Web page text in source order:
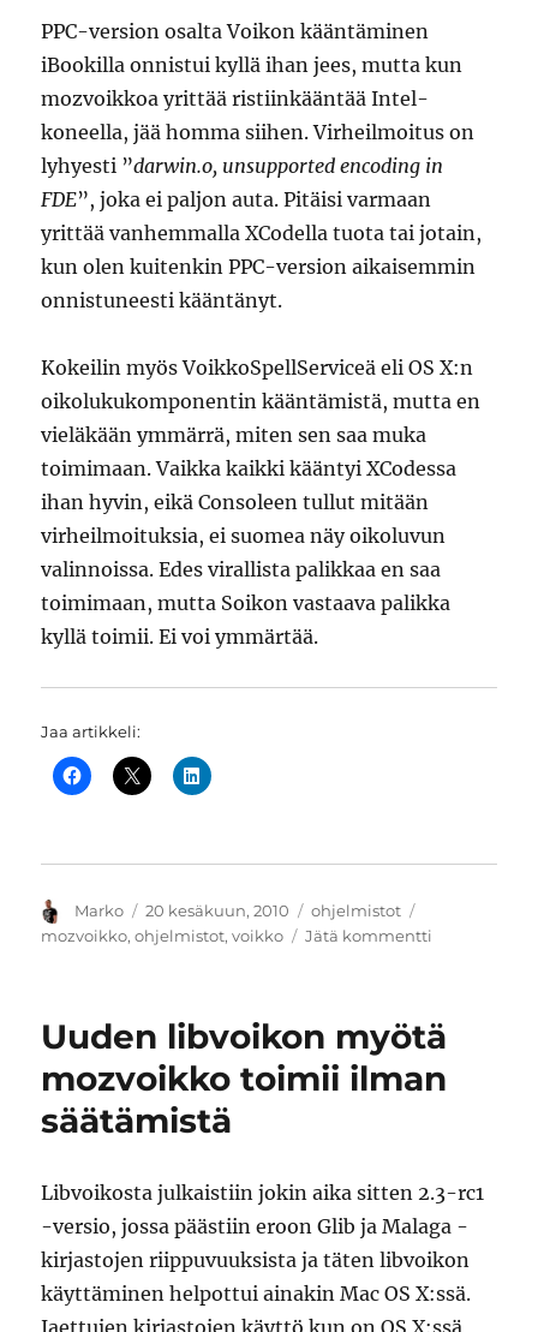
PPC-version osalta Voikon kääntäminen
iBookilla onnistui kyllä ihan jees, mutta kun
mozvoikkoa yrittää ristiinkääntää Intel-
koneella, jää homma siihen. Virheilmoitus on
lyhyesti ”darwin.o, unsupported encoding in
FDE”, joka ei paljon auta. Pitäisi varmaan
yrittää vanhemmalla XCodella tuota tai jotain,
kun olen kuitenkin PPC-version aikaisemmin
onnistuneesti kääntänyt.
Kokeilin myös VoikkoSpellServiceä eli OS X:n
oikolukukomponentin kääntämistä, mutta en
vieläkään ymmärrä, miten sen saa muka
toimimaan. Vaikka kaikki kääntyi XCodessa
ihan hyvin, eikä Consoleen tullut mitään
virheilmoituksia, ei suomea näy oikoluvun
valinnoissa. Edes virallista palikkaa en saa
toimimaan, mutta Soikon vastaava palikka
kyllä toimii. Ei voi ymmärtää.
Jaa artikkeli:
Kirjoittaja
Marko Julkaistu
20 kesäkuun, 2010 Kategoriat
ohjelmistot
mozvoikko,ohjelmistot,voikko Jätä kommentti
mozvoikko-
Uuden libvoikon myötä
mozvoikko toimii ilman
säätämistä
Libvoikosta julkaistiin jokin aika sitten 2.3-rc1
-versio, jossa päästiin eroon Glib ja Malaga -
kirjastojen riippuvuuksista ja täten libvoikon
käyttäminen helpottui ainakin Mac OS X:ssä.
Jaettujen kirjastojen käyttö kun on OS X:ssä